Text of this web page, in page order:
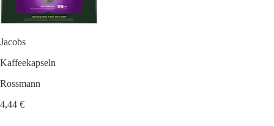
Jacobs
Kaffeekapseln
Rossmann
4,44 €